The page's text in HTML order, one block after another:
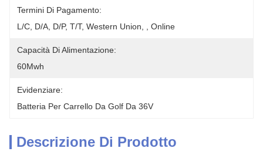
Termini Di Pagamento:
L/C, D/A, D/P, T/T, Western Union, , Online
Capacità Di Alimentazione:
60Mwh
Evidenziare:
Batteria Per Carrello Da Golf Da 36V
Descrizione Di Prodotto